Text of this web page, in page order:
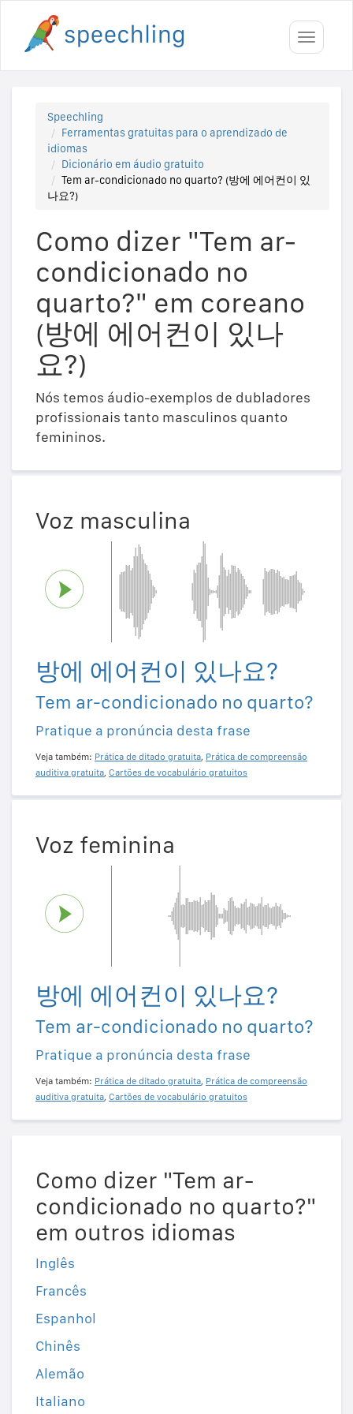
Toggle
Speechling
Ferramentas gratuitas para o aprendizado de
idiomas
Dicionário em áudio gratuito
Tem ar-condicionado no quarto? (방에 에어컨이 있
나요?)
Como dizer "Tem ar-
condicionado no
quarto?" em coreano
(방에 에어컨이 있나
요?)
Nós temos áudio-exemplos de dubladores
profissionais tanto masculinos quanto
femininos.
Voz masculina
방에 에어컨이 있나요?
Tem ar-condicionado no quarto?
Pratique a pronúncia desta frase
Veja também: Prática de ditado gratuita, Prática de compreensão
auditiva gratuita, Cartões de vocabulário gratuitos
Voz feminina
방에 에어컨이 있나요?
Tem ar-condicionado no quarto?
Pratique a pronúncia desta frase
Veja também: Prática de ditado gratuita, Prática de compreensão
auditiva gratuita, Cartões de vocabulário gratuitos
Como dizer "Tem ar-
condicionado no quarto?"
em outros idiomas
Inglês
Francês
Espanhol
Chinês
Alemão
Italiano